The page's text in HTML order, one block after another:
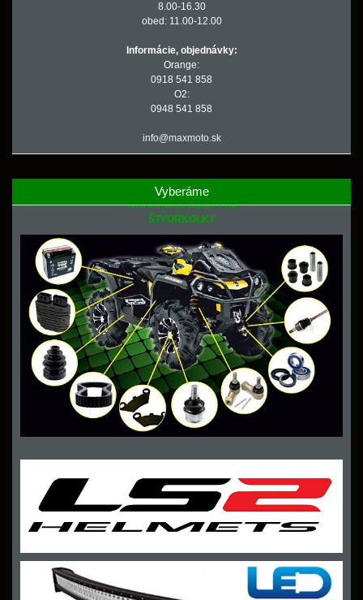
8.00-16.30
obed: 11.00-12.00
Informácie, objednávky:
Orange:
0918 541 858
O2:
0948 541 858
info@maxmoto.sk
Vyberáme
NÁHRADNÉ DIELY PRE
ŠTVORKOLKY